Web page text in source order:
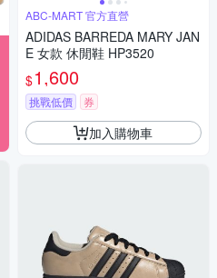
ABC-MART 官方直營
ADIDAS BARREDA MARY JAN
E 女款 休閒鞋 HP3520
$1,600
挑戰低價 券
加入購物車